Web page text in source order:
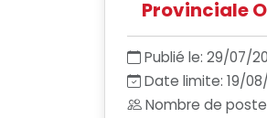
Provinciale
Publié le: 29/07/
Date limite: 19/
Nombre de